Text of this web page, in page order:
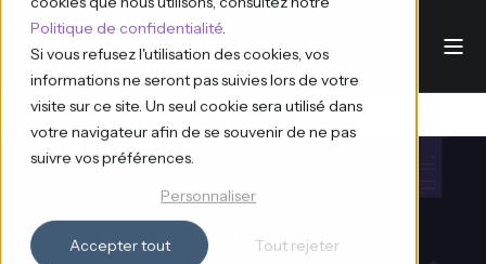
Politique de confidentialité.
Si vous refusez l'utilisation des cookies, vos
informations ne seront pas suivies lors de votre
visite sur ce site. Un seul cookie sera utilisé dans
votre navigateur afin de se souvenir de ne pas
suivre vos préférences.
Personnaliser
Accepter tout Tout rejeter
Ana d'Eventdrive 30.6.2026 6 min read